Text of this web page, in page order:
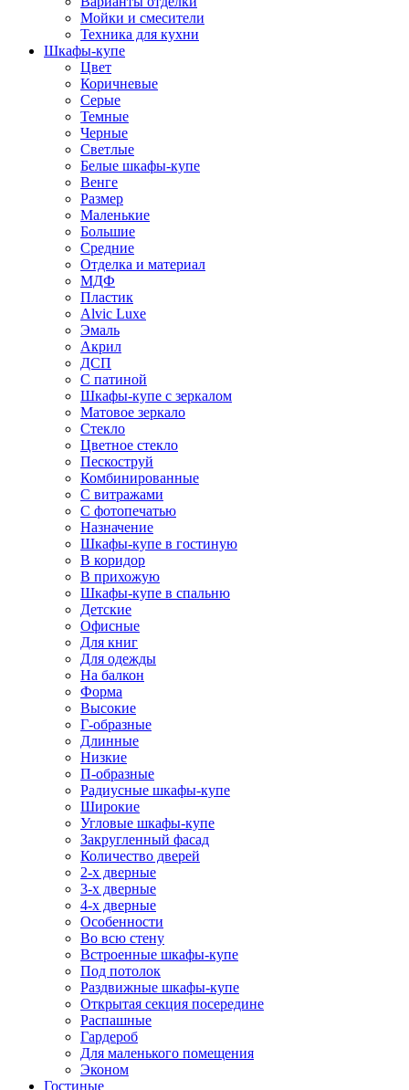
Мойки и смесители
Техника для кухни
Шкафы-купе
Цвет
Коричневые
Серые
Темные
Черные
Светлые
Белые шкафы-купе
Венге
Размер
Маленькие
Большие
Средние
Отделка и материал
МДФ
Пластик
Alvic Luxe
Эмаль
Акрил
ДСП
С патиной
Шкафы-купе с зеркалом
Матовое зеркало
Стекло
Цветное стекло
Пескоструй
Комбинированные
С витражами
С фотопечатью
Назначение
Шкафы-купе в гостиную
В коридор
В прихожую
Шкафы-купе в спальню
Детские
Офисные
Для книг
Для одежды
На балкон
Форма
Высокие
Г-образные
Длинные
Низкие
П-образные
Радиусные шкафы-купе
Широкие
Угловые шкафы-купе
Закругленный фасад
Количество дверей
2-х дверные
3-х дверные
4-х дверные
Особенности
Во всю стену
Встроенные шкафы-купе
Под потолок
Раздвижные шкафы-купе
Открытая секция посередине
Распашные
Гардероб
Для маленького помещения
Эконом
Гостиные